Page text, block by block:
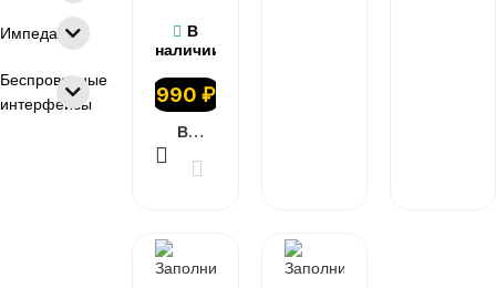
Импеданс
Беспроводные
интерфейсы
В
наличии
990 ₽
В КОРЗИНУ